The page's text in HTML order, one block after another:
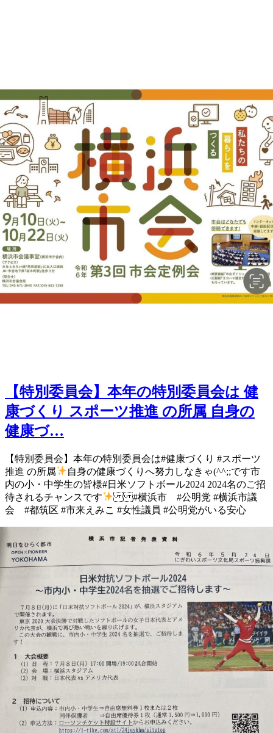
【特別委員会】本年の特別委員会は 健
康づくり スポーツ推進 の所属 自身の
健康づ…
【特別委員会】 本年の特別委員会は #健康づくり #スポーツ
推進 の所属
自身の健康づくりへ 努力しなきゃ(^^;;です 市
内の小・中学生の皆様 #日米ソフトボール2024 2024名のご招
待されるチャンスです
#横浜市 #公明党 #横浜市議
会 #都筑区 #市来えみこ #女性議員 #公明党がいる安心